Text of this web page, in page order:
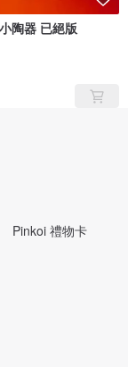
可麗露 咬錢小陶器 已絕版
Pinkoi 禮物卡